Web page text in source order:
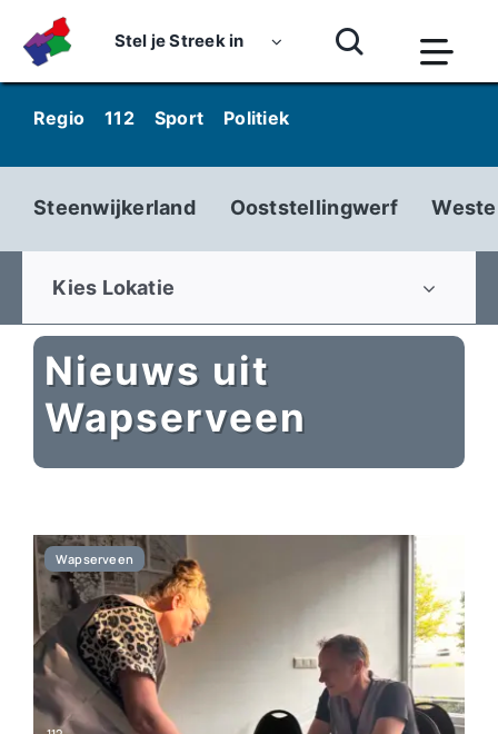
content
Stel je Streek in
Home
Nieuws
Dossiers
Podcasts
Luister
Kijk
Contact
Plaats je eigen nieuws
Regio 112 Sport Politiek
Steenwijkerland Ooststellingwerf
Kies Lokatie
Nieuws uit
Wapserveen
Wapserveen